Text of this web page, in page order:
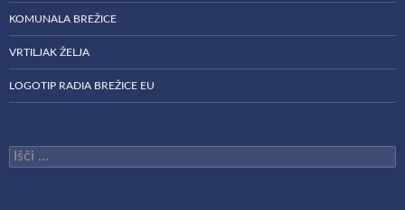
KOMUNALA BREŽICE
VRTILJAK ŽELJA
LOGOTIP RADIA BREŽICE EU
Išči: